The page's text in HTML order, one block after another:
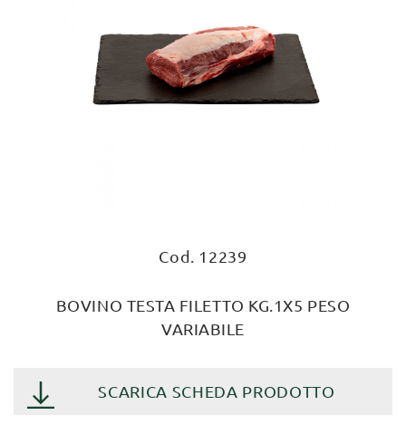
Cod. 12239
BOVINO TESTA FILETTO KG.1X5 PESO
VARIABILE
SCARICA SCHEDA PRODOTTO